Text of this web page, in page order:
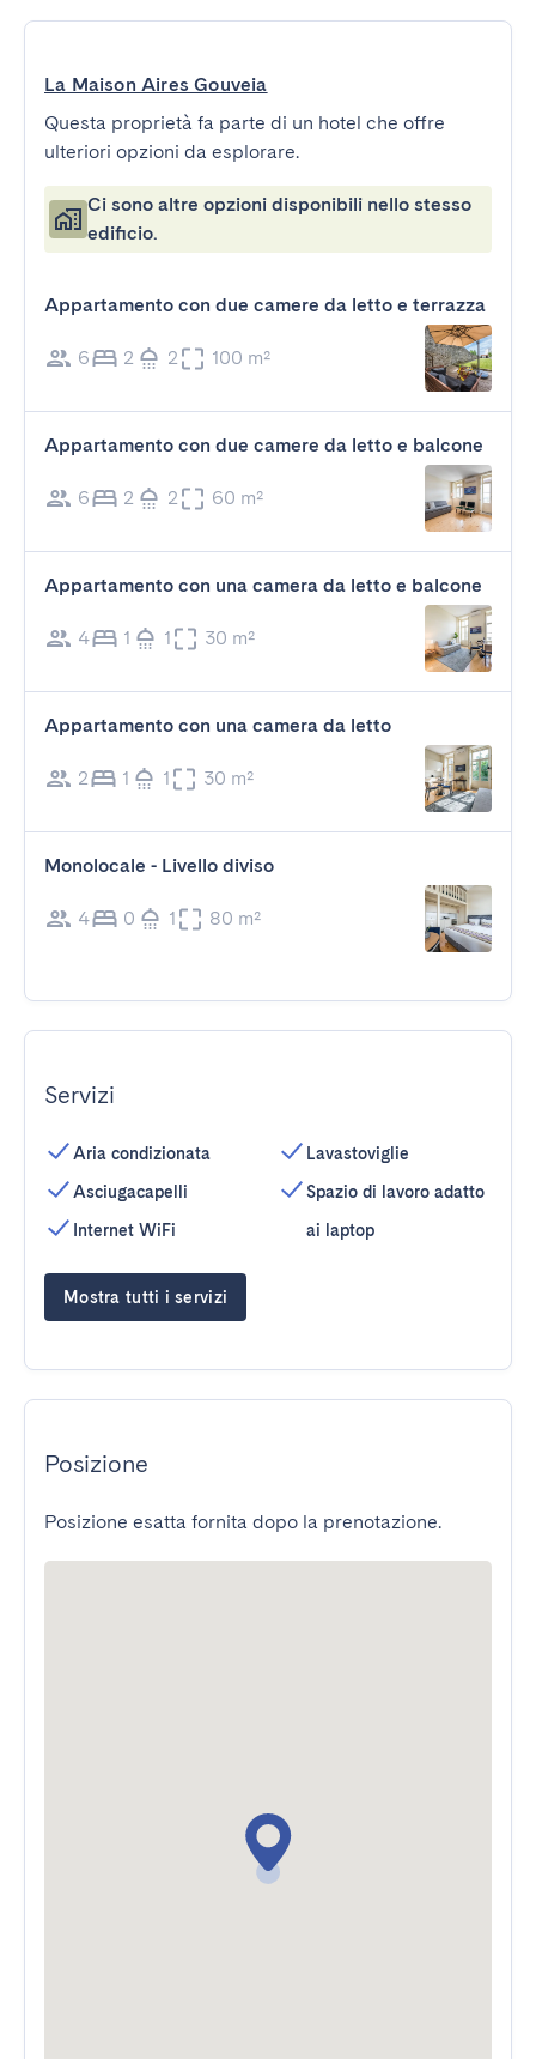
La Maison Aires Gouveia
Questa proprietà fa parte di un hotel che offre
ulteriori opzioni da esplorare.
Ci sono altre opzioni disponibili nello stesso
edificio.
Appartamento con due camere da letto e terrazza
6 2 2 100 m²
Appartamento con due camere da letto e balcone
6 2 2 60 m²
Appartamento con una camera da letto e balcone
4 1 1 30 m²
Appartamento con una camera da letto
2 1 1 30 m²
Monolocale - Livello diviso
4 0 1 80 m²
Servizi
Aria condizionata
Asciugacapelli
Internet WiFi
Lavastoviglie
Spazio di lavoro adatto
ai laptop
Mostra tutti i servizi
Posizione
Posizione esatta fornita dopo la prenotazione.